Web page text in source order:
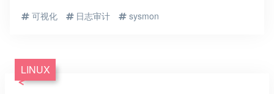
可视化 日志审计 sysmon
LINUX